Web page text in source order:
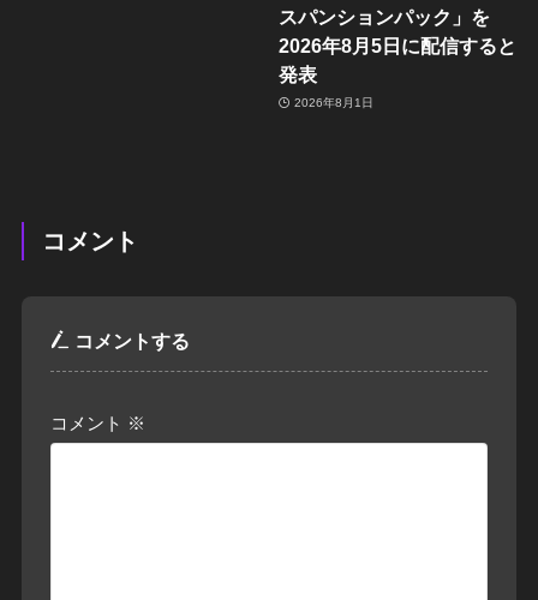
スパンションパック」を
2026年8月5日に配信すると
発表
2026年8月1日
コメント
コメントする
コメント ※